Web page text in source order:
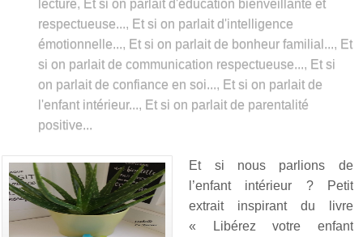
lecture, Et si on parlait d'éducation bienveillante et
respectueuse..., Et si on parlait d'intelligence
émotionnelle..., Et si on parlait de bonheur familial..., Et
si on parlait de communication respectueuse..., Et si
on parlait de confiance en soi..., Et si on parlait de
l'enfant intérieur..., Et si on parlait de parentalité
positive...
Et si nous parlions de
l’enfant intérieur ? Petit
extrait inspirant du livre
« Libérez votre enfant